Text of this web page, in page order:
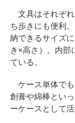
文具はそれぞれ
ち歩きにも便利
納できるサイズ
き×高さ）。内部
ている。
ケース単体でも
創膏や綿棒とい
ーケースとして活